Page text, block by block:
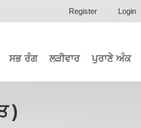
Register Login
ਸਭ ਰੰਗ ਲੜੀਵਾਰ ਪੁਰਾਣੇ ਅੰਕ
)